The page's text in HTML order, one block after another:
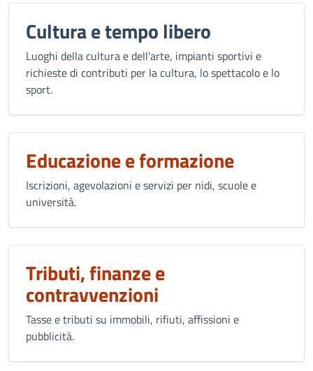
Cultura e tempo libero
Luoghi della cultura e dell’arte, impianti sportivi e
richieste di contributi per la cultura, lo spettacolo e lo
sport.
Educazione e formazione
Iscrizioni, agevolazioni e servizi per nidi, scuole e
università.
Tributi, finanze e
contravvenzioni
Tasse e tributi su immobili, rifiuti, affissioni e
pubblicità.